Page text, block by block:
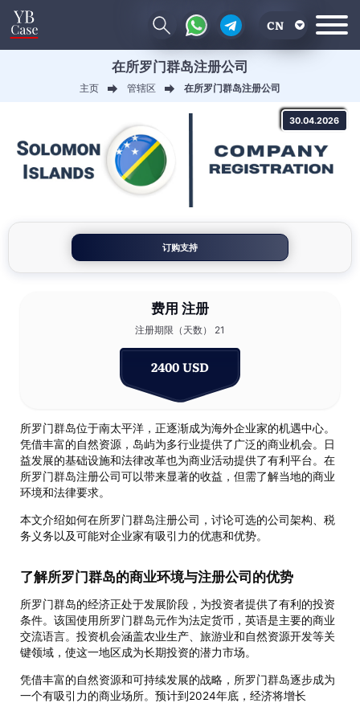
CN
UA
在所罗门群岛注册公司
主页 管辖区 在所罗门群岛注册公司
30.04.2026
订购支持
费用 注册
注册期限（天数） 21
2400 USD
所罗门群岛位于南太平洋，正逐渐成为海外企业家的机遇中心。
凭借丰富的自然资源，岛屿为多行业提供了广泛的商业机会。日
益发展的基础设施和法律改革也为商业活动提供了有利平台。在
所罗门群岛注册公司可以带来显著的收益，但需了解当地的商业
环境和法律要求。
本文介绍如何在所罗门群岛注册公司，讨论可选的公司架构、税
务义务以及可能对企业家有吸引力的优惠和优势。
了解所罗门群岛的商业环境与注册公司的优势
所罗门群岛的经济正处于发展阶段，为投资者提供了有利的投资
条件。该国使用所罗门群岛元作为法定货币，英语是主要的商业
交流语言。投资机会涵盖农业生产、旅游业和自然资源开发等关
键领域，使这一地区成为长期投资的潜力市场。
凭借丰富的自然资源和可持续发展的战略，所罗门群岛逐步成为
一个有吸引力的商业场所。预计到2024年底，经济将增长